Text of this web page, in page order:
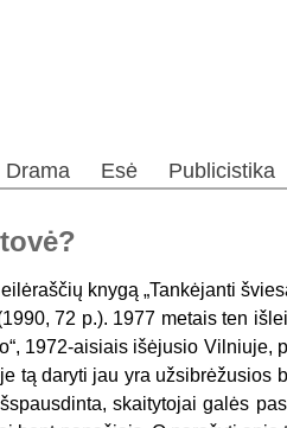
Drama Esė Publicistika
knygą „Tankėjanti
72 p.). 1977 metais ten
1972-aisiais išėjusio Vilniuje,
tą daryti jau yra užsibrėžusios
skaitytojai galės